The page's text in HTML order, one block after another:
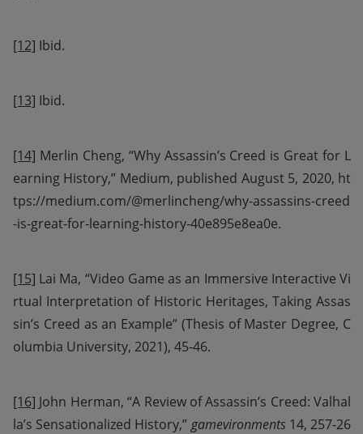
[12] Ibid.
[13] Ibid.
[14] Merlin Cheng, “Why Assassin’s Creed is Great for L
earning History,” Medium, published August 5, 2020, ht
tps://medium.com/@merlincheng/why-assassins-creed
-is-great-for-learning-history-40e895e8ea0e.
[15] Lai Ma, “Video Game as an Immersive Interactive Vi
rtual Interpretation of Historic Heritages, Taking Assas
sin’s Creed as an Example” (Thesis of Master Degree, C
olumbia University, 2021), 45-46.
[16] John Herman, “A Review of Assassin’s Creed: Valhal
la’s Sensationalized History,” gamevironments 14, 257-26